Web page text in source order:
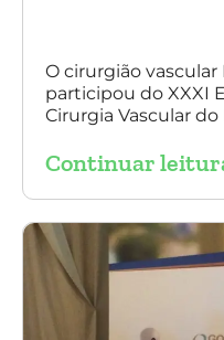
O cirurgião
participou do XXXI
Cirurgia Vascular
multilayer no
Continuar